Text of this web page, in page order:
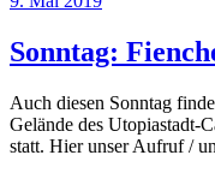
Sonntag:
Auch diesen Sonntag
Gelände des Utopiastadt-
statt. Hier unser Aufruf /